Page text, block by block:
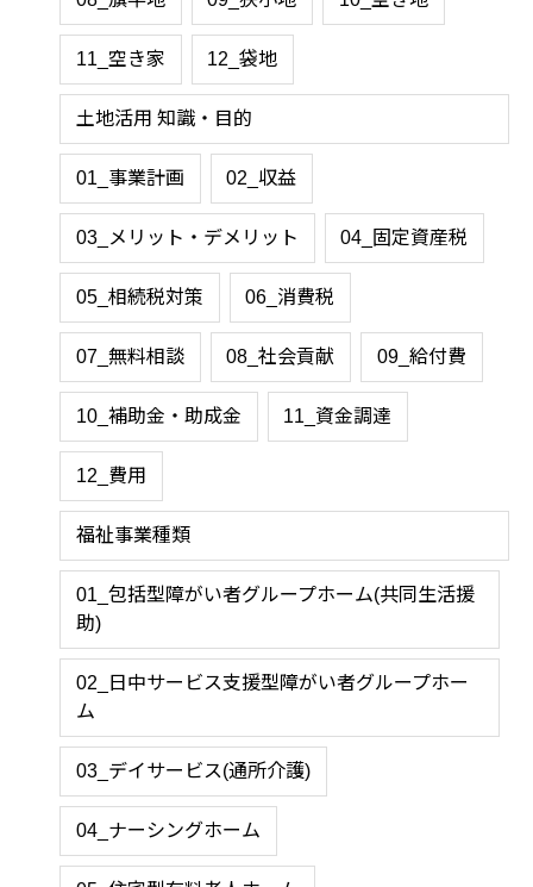
11_空き家 12_袋地
土地活用 知識・目的
01_事業計画 02_収益
03_メリット・デメリット 04_固定資産税
05_相続税対策 06_消費税
07_無料相談 08_社会貢献 09_給付費
10_補助金・助成金 11_資金調達
12_費用
福祉事業種類
01_包括型障がい者グループホーム(共同生活援
助)
02_日中サービス支援型障がい者グループホー
ム
03_デイサービス(通所介護)
04_ナーシングホーム